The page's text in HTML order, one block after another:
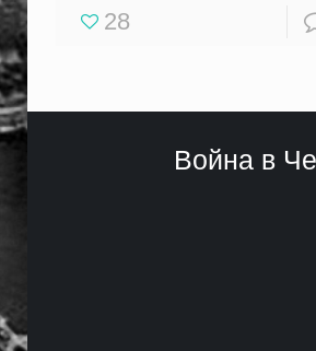
28
Война в